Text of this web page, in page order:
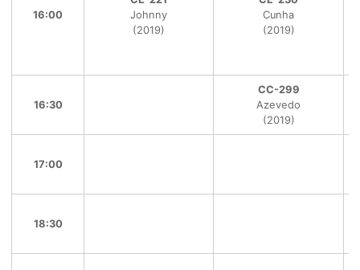
16:00
Johnny
(2019)
Cunha
(2019)
16:30
CC-299
Azevedo
(2019)
17:00
18:30